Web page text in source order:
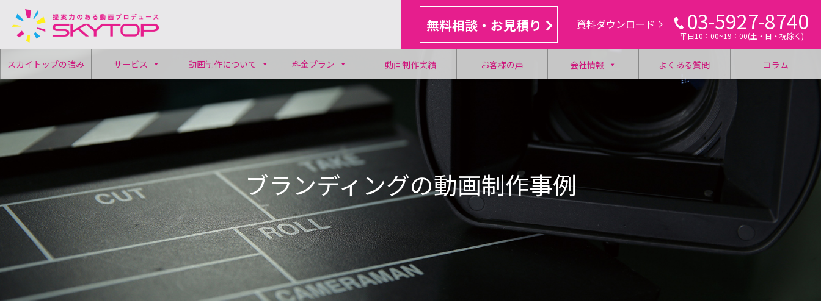
ン
テ
へ
キ
無料相談・お見積り 資料ダウンロード 03-5927-8740
平日10：00~19：00(土・日・祝除く)
スカイトップの強み サービス 動画制作について 料金プラン 動画制作実績 お客様の声 会社情報 よくある質問 コラム
ブランディングの動画制作事例